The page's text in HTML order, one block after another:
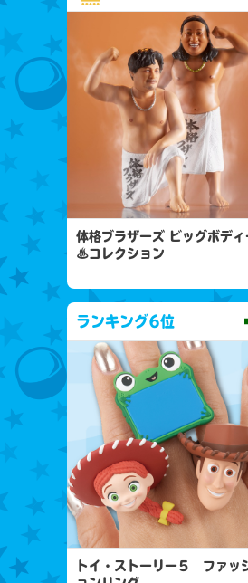
体格ブラザーズ ビッグボディ
♨コレクション
ランキング6位
トイ・ストーリー５ ファッ